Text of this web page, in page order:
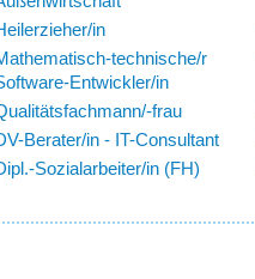
in
technische/r
Entwickler/in
frau
Berater/in - IT-Consultant
Sozialarbeiter/in (FH)